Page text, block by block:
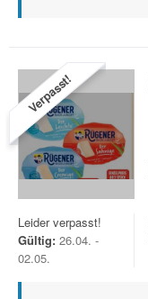
Verpasst!
Leider verpasst!
Gültig: 26.04. -
02.05.